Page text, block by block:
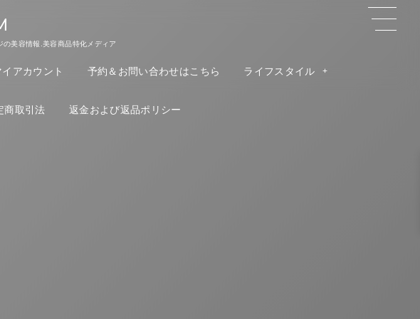
美容情報.美容商品特化メディア
イアカウント 予約＆お問い合わせはこちら ライフスタイル
商取引法 返金および返品ポリシー